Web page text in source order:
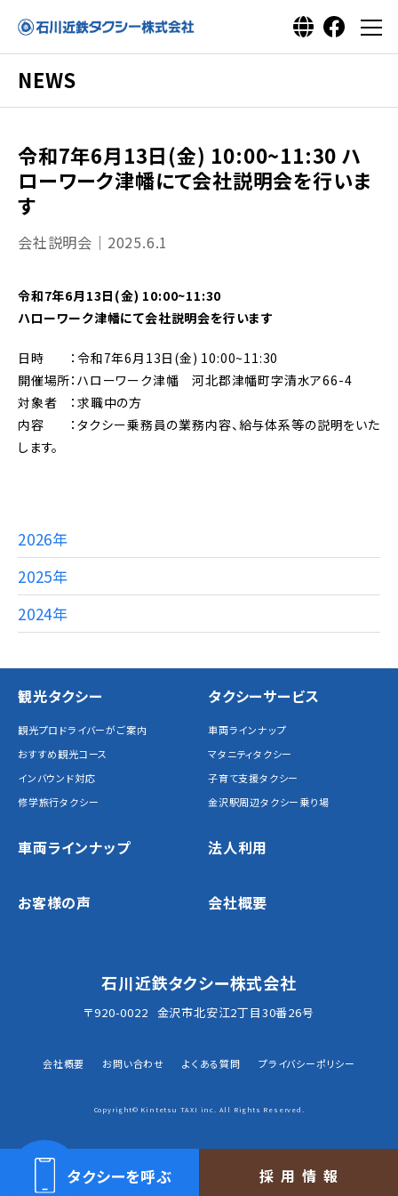
NEWS
令和7年6月13日(金) 10:00~11:30 ハ
ローワーク津幡にて会社説明会を行いま
す
会社説明会｜2025.6.1
令和7年6月13日(金) 10:00~11:30
ハローワーク津幡にて会社説明会を行います
日時 ：令和7年6月13日(金) 10:00~11:30
開催場所：ハローワーク津幡 河北郡津幡町字清水ア66-4
対象者 ：求職中の方
内容 ：タクシー乗務員の業務内容、給与体系等の説明をいた
します。
2026年
2025年
2024年
観光タクシー
観光プロドライバーがご案内
おすすめ観光コース
インバウンド対応
修学旅行タクシー
タクシーサービス
車両ラインナップ
マタニティタクシー
子育て支援タクシー
金沢駅周辺タクシー乗り場
車両ラインナップ 法人利用
お客様の声 会社概要
石川近鉄タクシー株式会社
〒920-0022 金沢市北安江2丁目30番26号
会社概要 お問い合わせ よくある質問 プライバシーポリシー
Copyright© Kintetsu TAXI inc. All Rights Reserved.
タクシーを呼ぶ｜お問い合わせ
タクシーを呼ぶ 採用情報